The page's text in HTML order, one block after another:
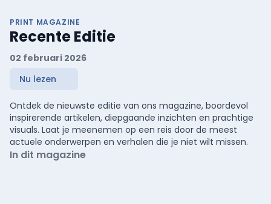
PRINT MAGAZINE
Recente Editie
02 februari 2026
Nu lezen
Ontdek de nieuwste editie van ons magazine, boordevol
inspirerende artikelen, diepgaande inzichten en prachtige
visuals. Laat je meenemen op een reis door de meest
actuele onderwerpen en verhalen die je niet wilt missen.
In dit magazine